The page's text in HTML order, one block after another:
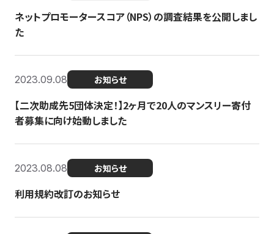
ネットプロモータースコア（NPS）の調査結果を公開しまし
た
2023.09.08 お知らせ
【二次助成先5団体決定！】2ヶ月で20人のマンスリー寄付
者募集に向け始動しました
2023.08.08 お知らせ
利用規約改訂のお知らせ